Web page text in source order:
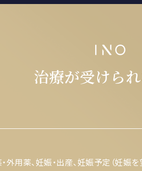
治療が受けら
外用薬、妊娠・出産、妊娠予定（妊